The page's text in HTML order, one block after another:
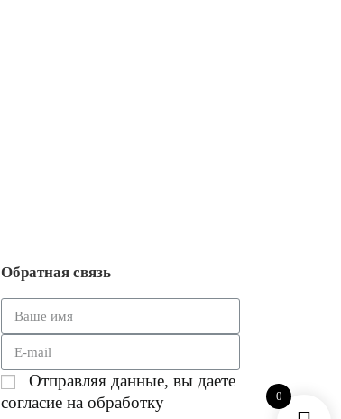
Обратная связь
Отправляя данные, вы даете
согласие на обработку
0